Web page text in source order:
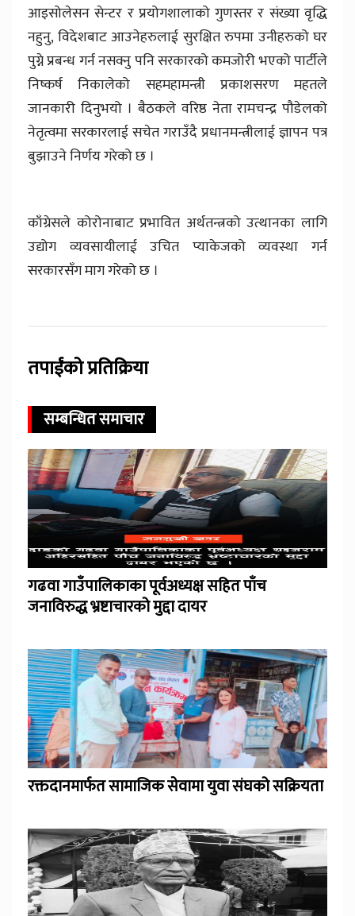
आइसोलेसन सेन्टर र प्रयोगशालाको गुणस्तर र संख्या वृद्धि
नहुनु, विदेशबाट आउनेहरुलाई सुरक्षित रुपमा उनीहरुको घर
पुग्ने प्रबन्ध गर्न नसक्नु पनि सरकारको कमजोरी भएको पार्टीले
निष्कर्ष निकालेको सहमहामन्त्री प्रकाशसरण महतले
जानकारी दिनुभयो । बैठकले वरिष्ठ नेता रामचन्द्र पौडेलको
नेतृत्वमा सरकारलाई सचेत गराउँदै प्रधानमन्त्रीलाई ज्ञापन पत्र
बुझाउने निर्णय गरेको छ ।
काँग्रेसले कोरोनाबाट प्रभावित अर्थतन्त्रको उत्थानका लागि
उद्योग व्यवसायीलाई उचित प्याकेजको व्यवस्था गर्न
सरकारसँग माग गरेको छ ।
तपाईंको प्रतिक्रिया
सम्बन्धित समाचार
गढवा गाउँपालिकाका पूर्वअध्यक्ष सहित पाँच
जनाविरुद्ध भ्रष्टाचारको मुद्दा दायर
रक्तदानमार्फत सामाजिक सेवामा युवा संघको सक्रियता